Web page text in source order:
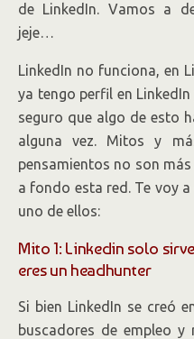
de LinkedIn. Vamos a
jeje…
LinkedIn no funciona, en
ya tengo perfil en
seguro que algo de esto
alguna vez. Mitos y
pensamientos no son
a fondo esta red. Te voy
uno de ellos:
Mito 1: Linkedin solo
eres un headhunter
Si bien LinkedIn se creó
buscadores de empleo